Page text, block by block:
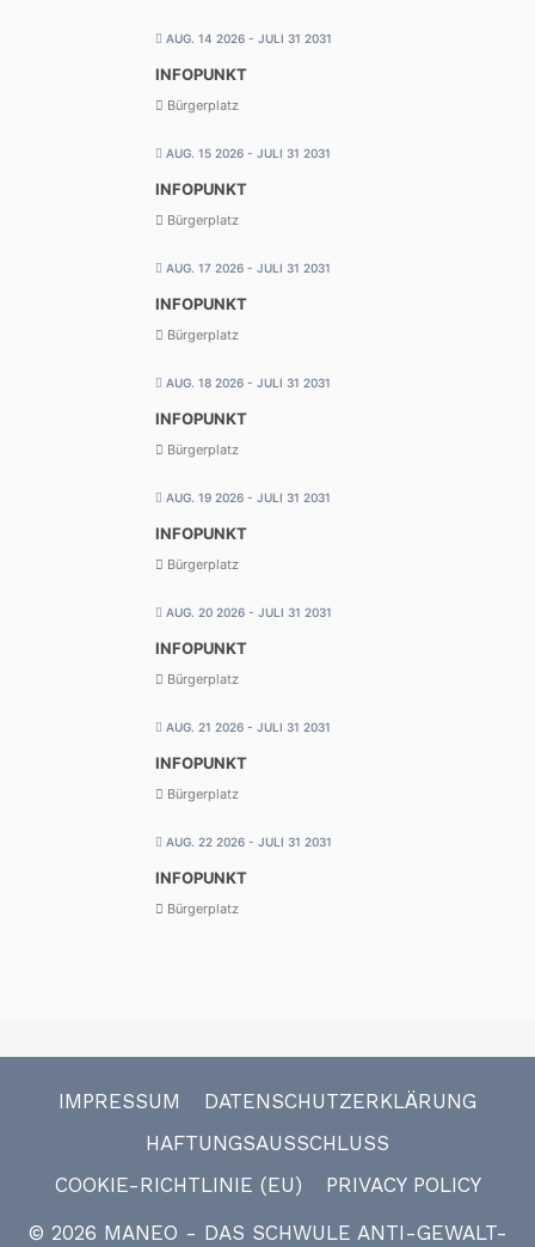
AUG. 14 2026 - JULI 31 2031
INFOPUNKT
Bürgerplatz
AUG. 15 2026 - JULI 31 2031
INFOPUNKT
Bürgerplatz
AUG. 17 2026 - JULI 31 2031
INFOPUNKT
Bürgerplatz
AUG. 18 2026 - JULI 31 2031
INFOPUNKT
Bürgerplatz
AUG. 19 2026 - JULI 31 2031
INFOPUNKT
Bürgerplatz
AUG. 20 2026 - JULI 31 2031
INFOPUNKT
Bürgerplatz
AUG. 21 2026 - JULI 31 2031
INFOPUNKT
Bürgerplatz
AUG. 22 2026 - JULI 31 2031
INFOPUNKT
Bürgerplatz
IMPRESSUM
DATENSCHUTZERKLÄRUNG
HAFTUNGSAUSSCHLUSS
COOKIE-RICHTLINIE (EU)
PRIVACY POLICY
© 2026 MANEO - DAS SCHWULE ANTI-GEWALT-